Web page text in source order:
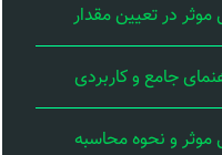
در تعیین مقدار
جامع و کاربردی
موثر و نحوه محاسبه